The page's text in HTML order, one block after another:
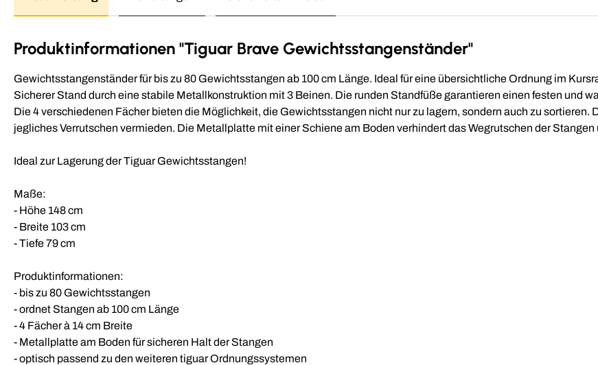
Produktinformationen "Tiguar Brave Gewichtsstangenständer"
Gewichtsstangenständer für bis zu 80 Gewichtsstangen ab 100 cm Länge. Ideal für eine übersichtliche Ordnung im
Sicherer Stand durch eine stabile Metallkonstruktion mit 3 Beinen. Die runden Standfüße garantieren einen festen und
Die 4 verschiedenen Fächer bieten die Möglichkeit, die Gewichtsstangen nicht nur zu lagern, sondern auch zu sortieren.
jegliches Verrutschen vermieden. Die Metallplatte mit einer Schiene am Boden verhindert das Wegrutschen der
Ideal zur Lagerung der Tiguar Gewichtsstangen!
Maße:
- Höhe 148 cm
- Breite 103 cm
- Tiefe 79 cm
Produktinformationen:
- bis zu 80 Gewichtsstangen
- ordnet Stangen ab 100 cm Länge
- 4 Fächer à 14 cm Breite
- Metallplatte am Boden für sicheren Halt der Stangen
- optisch passend zu den weiteren tiguar Ordnungssystemen